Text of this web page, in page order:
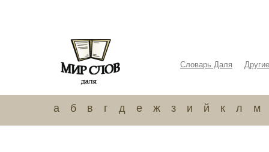
Словарь Даля
а б в г д е ж з и й к л м